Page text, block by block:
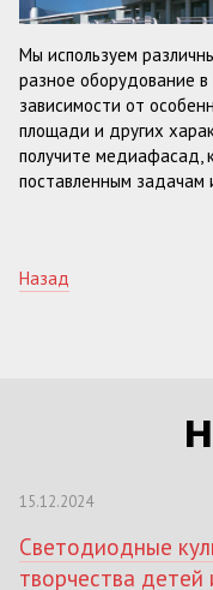
Мы используем
разное оборудование
зависимости от
площади и других
получите медиафасад,
поставленным задачам
Назад
15.12.2024
Светодиодные
творчества